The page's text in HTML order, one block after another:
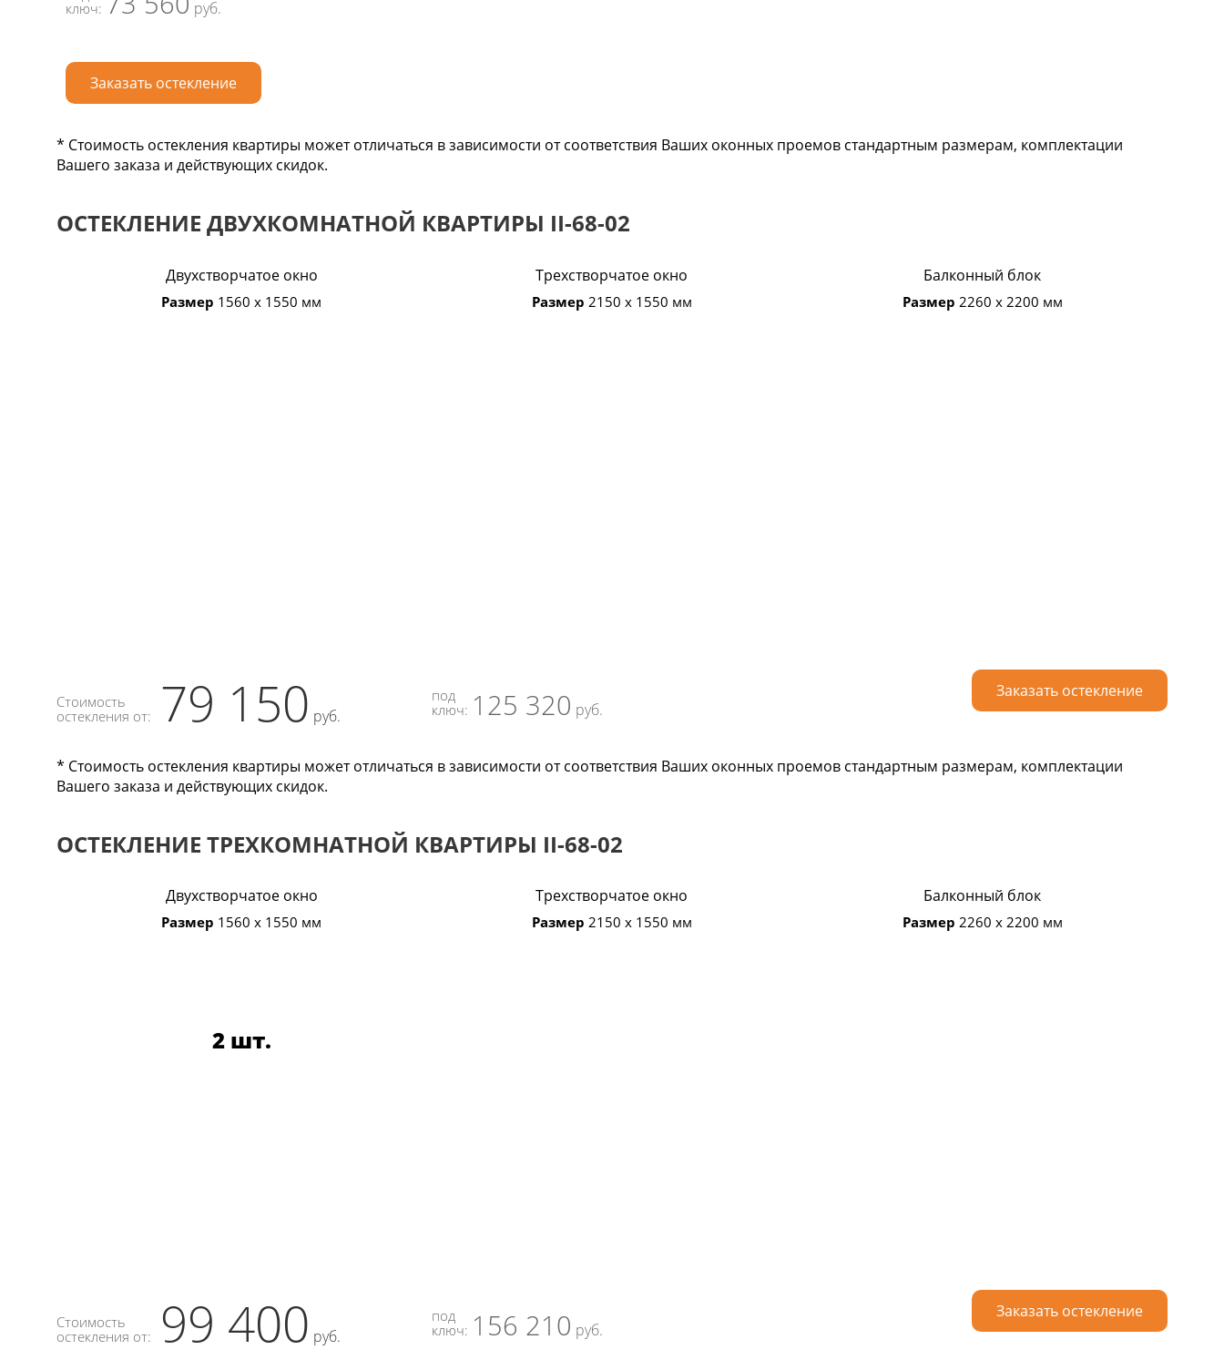
ключ:
руб.
Заказать остекление
* Стоимость остекления квартиры может отличаться в зависимости от соответствия Ваших оконных проемов стандартным размерам, комплектации
Вашего заказа и действующих скидок.
ОСТЕКЛЕНИЕ ДВУХКОМНАТНОЙ КВАРТИРЫ II-68-02
Двухстворчатое окно
Размер 1560 х 1550 мм
Трехстворчатое окно
Размер 2150 х 1550 мм
Балконный блок
Размер 2260 х 2200 мм
Стоимость
остекления от:
79 150 руб.
под
ключ: 125 320 руб.
Заказать остекление
* Стоимость остекления квартиры может отличаться в зависимости от соответствия Ваших оконных проемов стандартным размерам, комплектации
Вашего заказа и действующих скидок.
ОСТЕКЛЕНИЕ ТРЕХКОМНАТНОЙ КВАРТИРЫ II-68-02
Двухстворчатое окно
Размер 1560 х 1550 мм
2 шт.
Трехстворчатое окно
Размер 2150 х 1550 мм
Балконный блок
Размер 2260 х 2200 мм
Стоимость
остекления от:
99 400 руб.
под
ключ: 156 210 руб.
Заказать остекление